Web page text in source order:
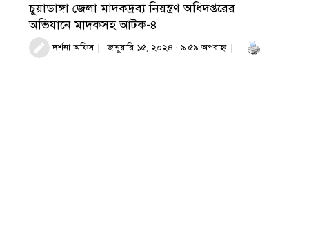
চুয়াডাঙ্গা জেলা মাদকদ্রব্য নিয়ন্ত্রণ অধিদপ্তরের
অভিযানে মাদকসহ আটক-৪
দর্শনা অফিস জানুয়ারি ১৫, ২০২৪ · ৯:৫৯ অপরাহ্ণ